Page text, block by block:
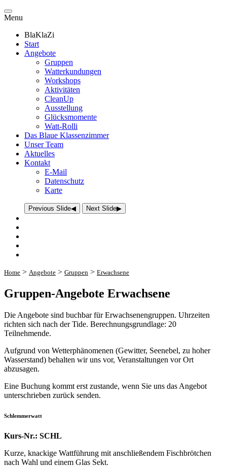
Menu
BlaKlaZi
Start
Angebote
Gruppen
Watterkundungen
Workshops
Aktivitäten
CleanUp
Ausstellung
Glücksmomente
Watt-Rolli
Das Blaue Klassenzimmer
Unser Team
Aktuelles
Kontakt
E-Mail
Datenschutz
Karte
Previous Slide◀ Next Slide▶
Home > Angebote > Gruppen > Erwachsene
Gruppen-Angebote Erwachsene
Die Angebote sind buchbar für Erwachsenengruppen. Uhrzeiten
richten sich nach der Tide. Berechnungsgrundlage: 20
Teilnehmende.
Aufgrund von Wetterphänomenen (Gewitter, Seenebel, zu hoher
Wasserstand) behalten wir uns vor, Veranstaltungen vor Ort
abzusagen.
Eine Buchung kommt erst zustande, wenn Sie uns das Angebot
unterschrieben zurück senden.
Schlemmerwatt
Kurs-Nr.: SCHL
Kurze, knackige Wattführung mit anschließendem Fischbrötchen
nach Wahl und einem Glas Sekt.